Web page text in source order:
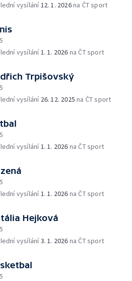
vysílání12. 1. 2026na ČT sport
vysílání1. 1. 2026 na ČT sport
Trpišovský
vysílání 26. 12. 2025 na ČT sport
vysílání1. 1. 2026 na ČT sport
vysílání1. 1. 2026 na ČT sport
Hejková
vysílání3. 1. 2026 na ČT sport